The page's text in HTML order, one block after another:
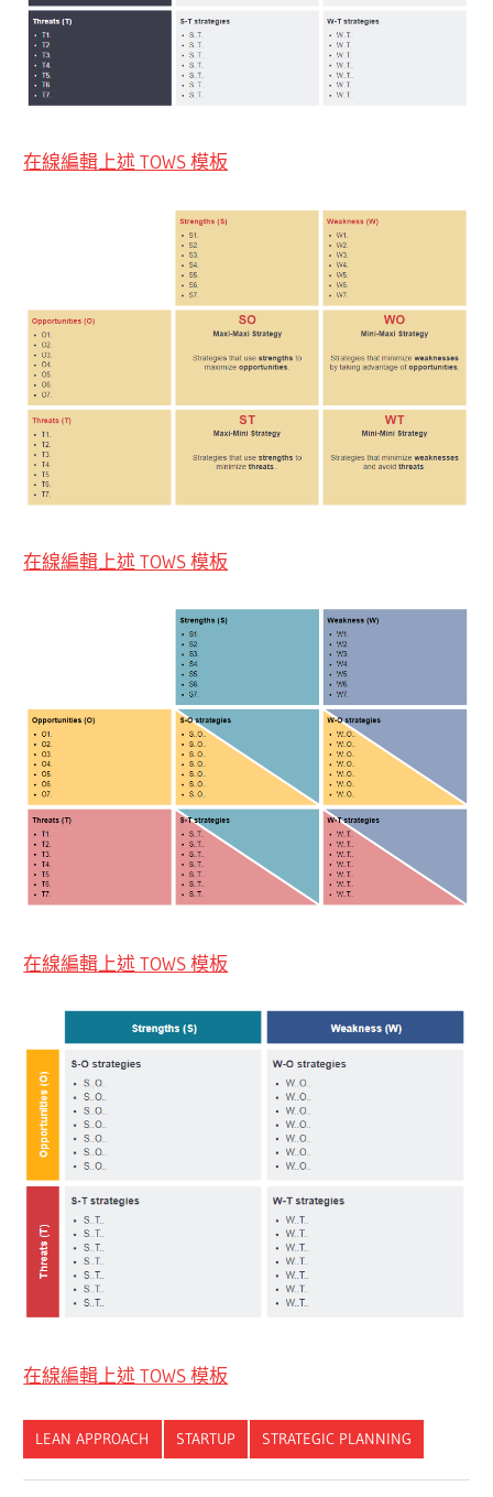
在線編輯上述 TOWS 模板
在線編輯上述 TOWS 模板
在線編輯上述 TOWS 模板
在線編輯上述 TOWS 模板
LEAN APPROACH STARTUP STRATEGIC PLANNING